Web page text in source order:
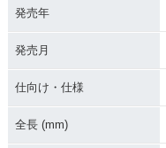
発売年
発売月
仕向け・仕様
全長 (mm)